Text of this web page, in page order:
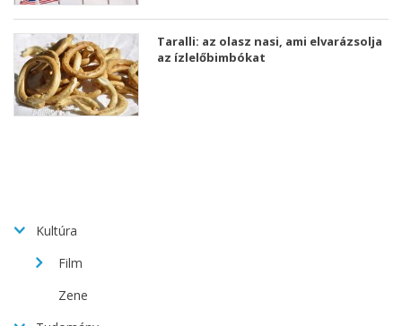
Taralli: az olasz nasi, ami elvarázsolja
az ízlelőbimbókat
Kultúra
Film
Zene